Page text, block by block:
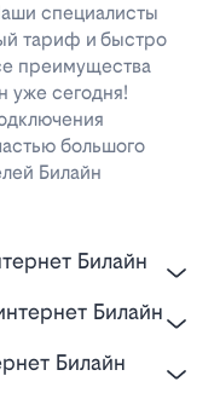
специалисты
тариф и быстро
преимущества
уже сегодня!
большого
Билайн